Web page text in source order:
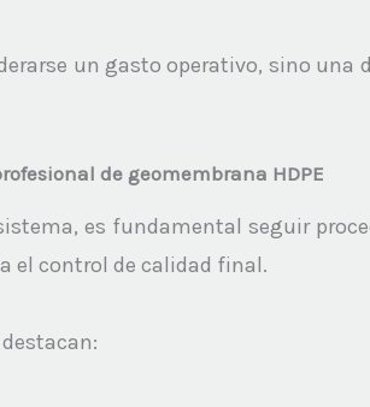
un gasto operativo, sino una
de geomembrana HDPE
es fundamental seguir
el control de calidad final.